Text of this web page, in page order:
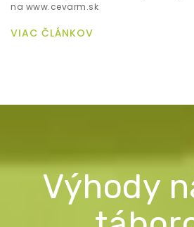
na www.cevarm.sk
VIAC ČLÁNKOV
Výhody